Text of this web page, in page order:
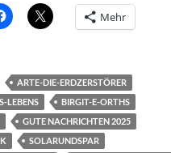
Mehr
ARTE-DIE-ERDZERSTÖRER
LEBENS
BIRGIT-E-ORTHS
GUTE NACHRICHTEN 2025
SOLARUNDSPAR